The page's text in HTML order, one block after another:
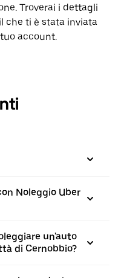
Troverai i dettagli
che ti è stata inviata
account.
Noleggio Uber
un'auto
di Cernobbio?